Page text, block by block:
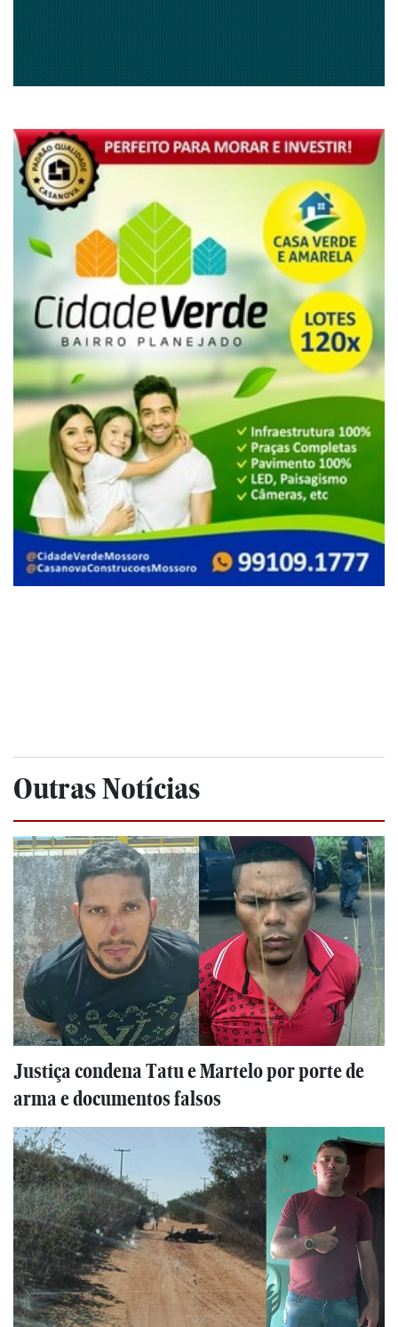
Outras Notícias
Justiça condena Tatu e Martelo por porte de
arma e documentos falsos